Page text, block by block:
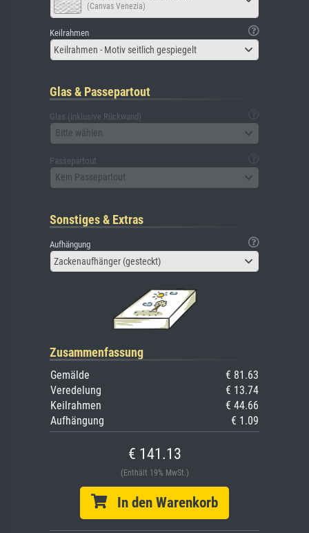
(Canvas Venezia)
Keilrahmen
Keilrahmen - Motiv seitlich gespiegelt
Glas & Passepartout
Glas (inklusive Rückwand)
Bitte wählen
Passepartout
Kein Passepartout
Sonstiges & Extras
Aufhängung
Zackenaufhänger (gesteckt)
Zusammenfassung
Gemälde
€ 81.63
Veredelung
€ 13.74
Keilrahmen
€ 44.66
Aufhängung
€ 1.09
€ 141.13
(Enthält 19% MwSt.)
In den Warenkorb